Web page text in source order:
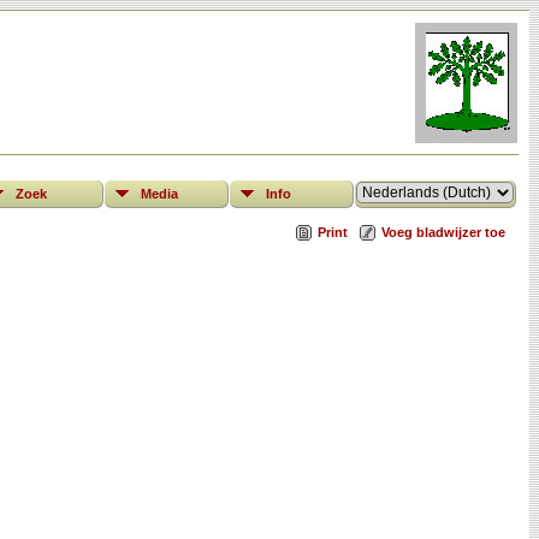
Zoek Media Info
Print Voeg bladwijzer toe